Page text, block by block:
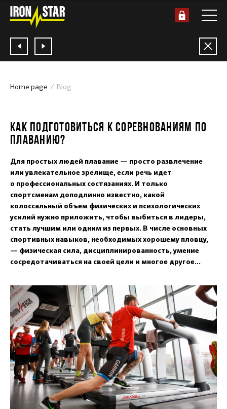
Home page Blog
КАК ПОДГОТОВИТЬСЯ К СОРЕВНОВАНИЯМ ПО
ПЛАВАНИЮ?
Для простых людей плавание — просто развлечение
или увлекательное зрелище, если речь идет
о профессиональных состязаниях. И только
спортсменам доподлинно известно, какой
колоссальный объем физических и психологических
усилий нужно приложить, чтобы выбиться в лидеры,
стать лучшим или одним из первых. В числе основных
спортивных навыков, необходимых хорошему пловцу,
— физическая сила, дисциплинированность, умение
сосредотачиваться на своей цели и многое другое...